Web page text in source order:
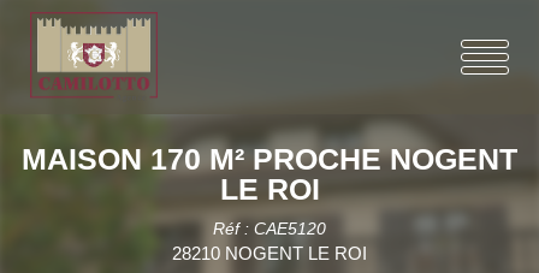
MAISON 170 M² PROCHE NOGENT
LE ROI
Réf : CAE5120
28210 NOGENT LE ROI